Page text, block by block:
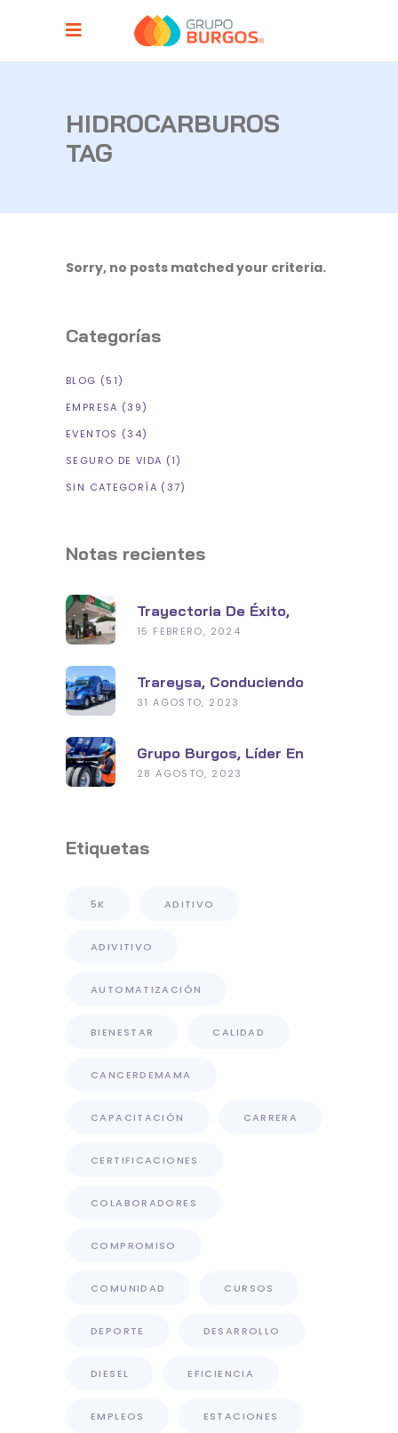
HIDROCARBUROS
TAG
Sorry, no posts matched your criteria.
Categorías
BLOG (51)
EMPRESA (39)
EVENTOS (34)
SEGURO DE VIDA (1)
SIN CATEGORÍA (37)
Notas recientes
Trayectoria De Éxito,
Grupo Burgos En La
15 FEBRERO, 2024
Trareysa, Conduciendo
Hacia Un Futuro
31 AGOSTO, 2023
Grupo Burgos, Líder En
Seguridad Y Tecnología
28 AGOSTO, 2023
Etiquetas
5K ADITIVO
ADIVITIVO
AUTOMATIZACIÓN
BIENESTAR CALIDAD
CANCERDEMAMA
CAPACITACIÓN CARRERA
CERTIFICACIONES
COLABORADORES
COMPROMISO
COMUNIDAD CURSOS
DEPORTE DESARROLLO
DIESEL EFICIENCIA
EMPLEOS ESTACIONES